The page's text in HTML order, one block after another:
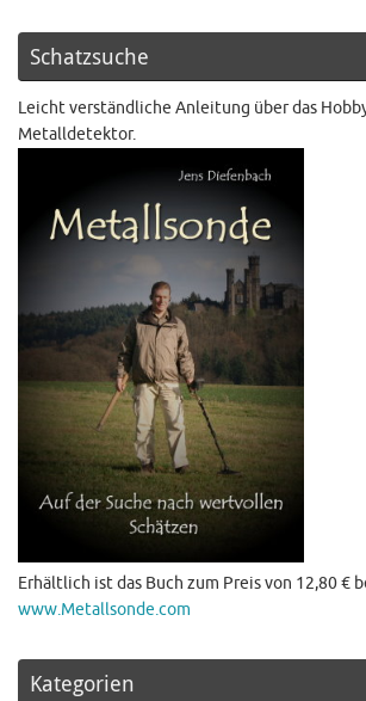
Schatzsuche
Leicht verständliche Anleitung über das
Metalldetektor.
Erhältlich ist das Buch zum Preis von 12,80 €
www.Metallsonde.com
Kategorien